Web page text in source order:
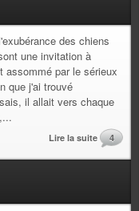
des chiens
une invitation à
assommé par le sérieux
que j'ai trouvé
il allait vers chaque
Lire la suite 4